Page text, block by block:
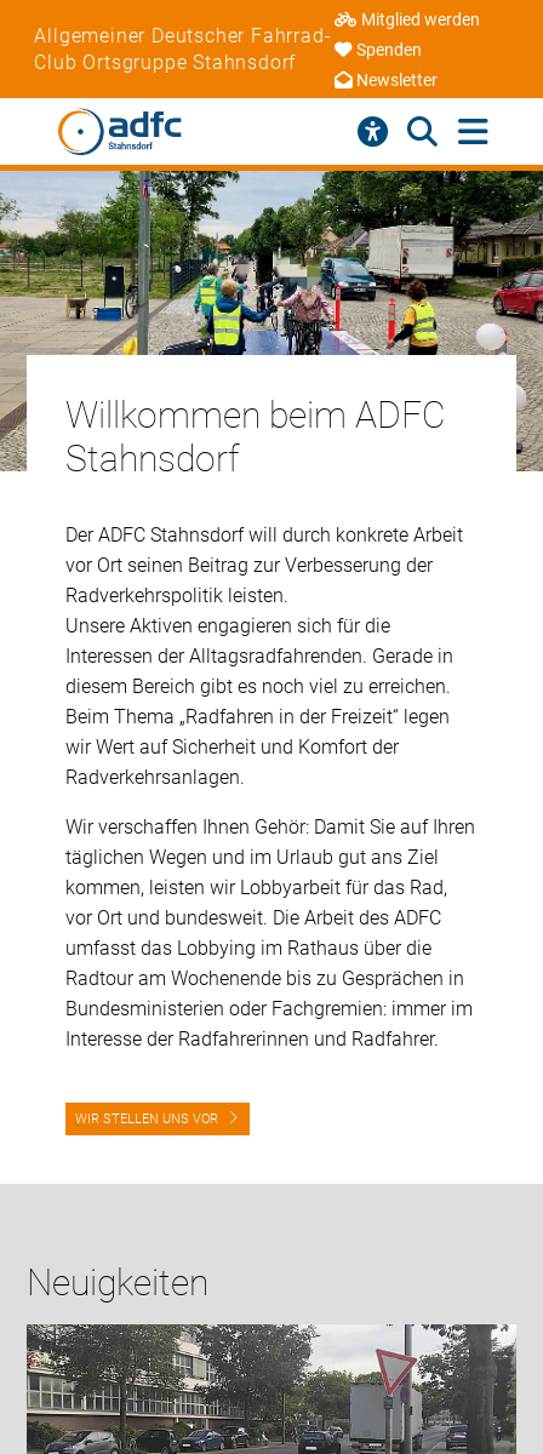
Allgemeiner Deutscher Fahrrad-
Club Ortsgruppe Stahnsdorf
Mitglied werden
Spenden
Newsletter
Willkommen beim ADFC
Stahnsdorf
Der ADFC Stahnsdorf will durch konkrete Arbeit
vor Ort seinen Beitrag zur Verbesserung der
Radverkehrspolitik leisten.
Unsere Aktiven engagieren sich für die
Interessen der Alltagsradfahrenden. Gerade in
diesem Bereich gibt es noch viel zu erreichen.
Beim Thema „Radfahren in der Freizeit“ legen
wir Wert auf Sicherheit und Komfort der
Radverkehrsanlagen.
Wir verschaffen Ihnen Gehör: Damit Sie auf Ihren
täglichen Wegen und im Urlaub gut ans Ziel
kommen, leisten wir Lobbyarbeit für das Rad,
vor Ort und bundesweit. Die Arbeit des ADFC
umfasst das Lobbying im Rathaus über die
Radtour am Wochenende bis zu Gesprächen in
Bundesministerien oder Fachgremien: immer im
Interesse der Radfahrerinnen und Radfahrer.
WIR STELLEN UNS VOR
Neuigkeiten